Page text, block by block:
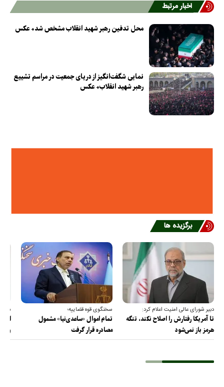
اخبار مرتبط
محل تدفین رهبر شهید انقلاب مشخص شد+ عکس
نمایی شگفت‌انگیز از دریای جمعیت در مراسم تشییع
رهبر شهید انقلاب+ عکس
برگزیده ها
دبیر شورای عالی امنیت اعلام کرد:
تا آمریکا رفتارش را اصلاح نکند، تنگه
هرمز باز نمی‌شود
سخنگوی قوه قضاییه؛
تمام اموال «ساعدی‌نیا» مشمول
مصادره قرار گرفت
و